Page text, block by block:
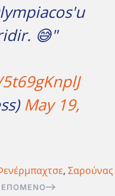
😅"
May 19,
, Σαρούνας
ΕΠΌΜΕΝΟ